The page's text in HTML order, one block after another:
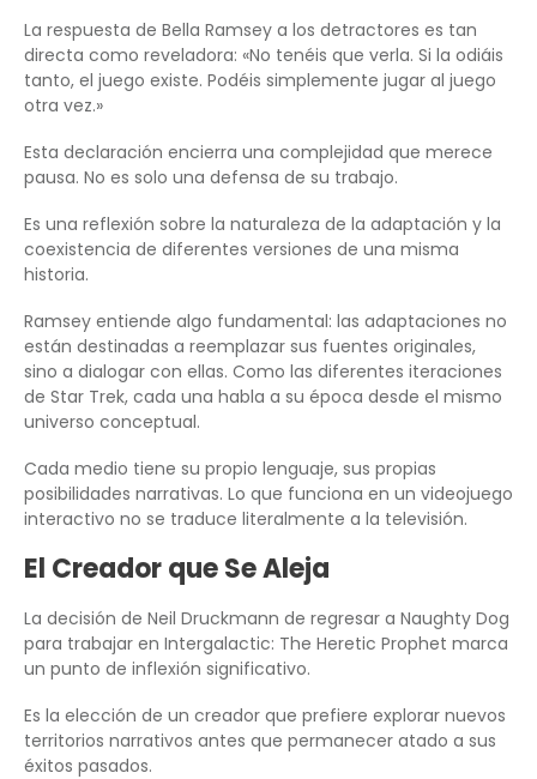
La respuesta de Bella Ramsey a los detractores es tan
directa como reveladora: «No tenéis que verla. Si la odiáis
tanto, el juego existe. Podéis simplemente jugar al juego
otra vez.»
Esta declaración encierra una complejidad que merece
pausa. No es solo una defensa de su trabajo.
Es una reflexión sobre la naturaleza de la adaptación y la
coexistencia de diferentes versiones de una misma
historia.
Ramsey entiende algo fundamental: las adaptaciones no
están destinadas a reemplazar sus fuentes originales,
sino a dialogar con ellas. Como las diferentes iteraciones
de Star Trek, cada una habla a su época desde el mismo
universo conceptual.
Cada medio tiene su propio lenguaje, sus propias
posibilidades narrativas. Lo que funciona en un videojuego
interactivo no se traduce literalmente a la televisión.
El Creador que Se Aleja
La decisión de Neil Druckmann de regresar a Naughty Dog
para trabajar en Intergalactic: The Heretic Prophet marca
un punto de inflexión significativo.
Es la elección de un creador que prefiere explorar nuevos
territorios narrativos antes que permanecer atado a sus
éxitos pasados.